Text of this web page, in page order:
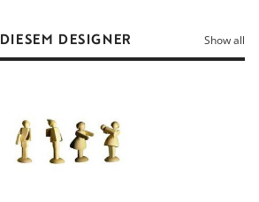
DESIGNER Show all